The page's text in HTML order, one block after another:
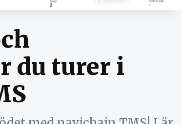
du turer i